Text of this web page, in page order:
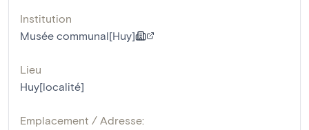
Institution
Musée communal[Huy]
Lieu
Huy[localité]
Emplacement / Adresse: